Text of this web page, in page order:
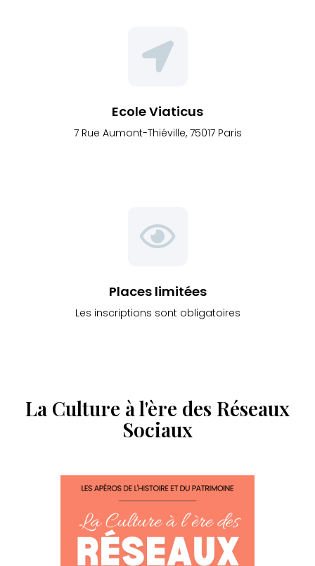
Ecole Viaticus
7 Rue Aumont-Thiéville, 75017 Paris
Places limitées
Les inscriptions sont obligatoires
La Culture à l'ère des Réseaux
Sociaux